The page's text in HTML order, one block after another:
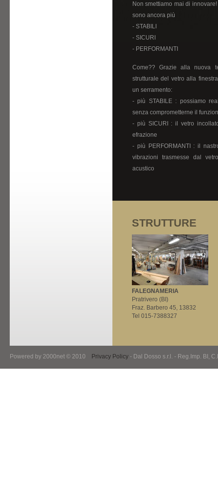
Non smettiamo mai di
sono ancora più
- STABILI
- SICURI
- PERFORMANTI
Come?? Grazie alla nuova
strutturale del vetro alla
un serramento:
- più STABILE : possiamo
senza comprometterne il
- più SICURI : il vetro
efrazione
- più PERFORMANTI : il
vibrazioni trasmesse dal
acustico
STRUTTURE
FALEGNAMERIA
Pratrivero (BI)
Fraz. Barbero 45, 13832
Tel 015-7388327
Powered by 2000net © 2010 Privacy Policy - Dal Dosso s.r.l. - Reg.Imp. BI,